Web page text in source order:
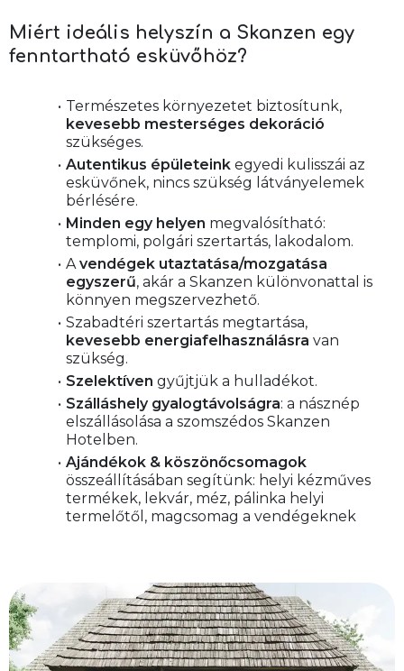
Miért ideális helyszín a Skanzen egy
fenntartható esküvőhöz?
kevesebb mesterséges dekoráció
szükséges.
Autentikus épületeink egyedi kulisszái az
esküvőnek, nincs szükség látványelemek
bérlésére.
Minden egy helyen megvalósítható:
templomi, polgári szertartás, lakodalom.
A vendégek utaztatása/mozgatása
egyszerű, akár a Skanzen különvonattal is
könnyen megszervezhető.
kevesebb energiafelhasználásra van
szükség.
Szelektíven gyűjtjük a hulladékot.
Szálláshely gyalogtávolságra: a násznép
elszállásolása a szomszédos Skanzen
Hotelben.
Ajándékok & köszönőcsomagok
összeállításában segítünk: helyi kézműves
termékek, lekvár, méz, pálinka helyi
termelőtől, magcsomag a vendégeknek